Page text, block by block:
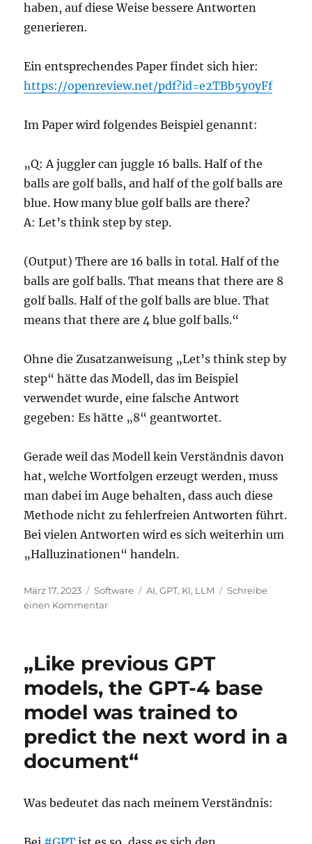
haben, auf diese Weise bessere Antworten
generieren.
Ein entsprechendes Paper findet sich hier:
https://openreview.net/pdf?id=e2TBb5y0yFf
Im Paper wird folgendes Beispiel genannt:
„Q: A juggler can juggle 16 balls. Half of the
balls are golf balls, and half of the golf balls are
blue. How many blue golf balls are there?
A: Let’s think step by step.
(Output) There are 16 balls in total. Half of the
balls are golf balls. That means that there are 8
golf balls. Half of the golf balls are blue. That
means that there are 4 blue golf balls.“
Ohne die Zusatzanweisung „Let’s think step by
step“ hätte das Modell, das im Beispiel
verwendet wurde, eine falsche Antwort
gegeben: Es hätte „8“ geantwortet.
Gerade weil das Modell kein Verständnis davon
hat, welche Wortfolgen erzeugt werden, muss
man dabei im Auge behalten, dass auch diese
Methode nicht zu fehlerfreien Antworten führt.
Bei vielen Antworten wird es sich weiterhin um
„Halluzinationen“ handeln.
Veröffentlicht
am
März 17, 2023 Kategorien
Software Schlagwörter
AI,GPT, KI, LLM
Schreibe
einen Kommentarzu
thought
„Like previous GPT
models, the GPT-4 base
model was trained to
predict the next word in a
document“
Was bedeutet das nach meinem Verständnis: